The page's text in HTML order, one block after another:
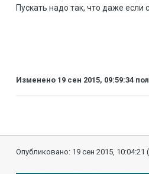
Пускать надо так, что даже если
Изменено 19 сен 2015, 09:59:34
Опубликовано: 19 сен 2015, 10:04:21